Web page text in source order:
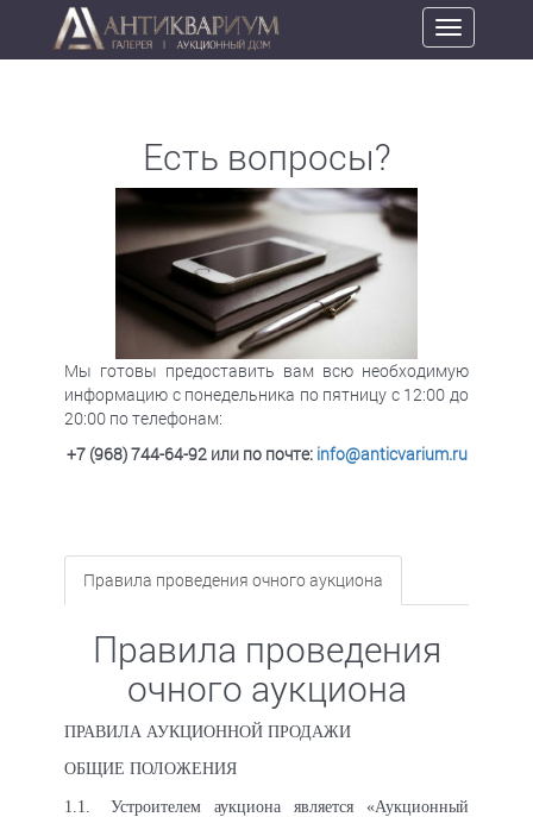
Toggle
navigation
Есть вопросы?
Мы готовы предоставить вам всю необходимую
информацию с понедельника по пятницу с 12:00 до
20:00 по телефонам:
+7 (968) 744-64-92 или по почте: info@anticvarium.ru
Правила проведения очного аукциона
Правила проведения
очного аукциона
ПРАВИЛА АУКЦИОННОЙ ПРОДАЖИ
ОБЩИЕ ПОЛОЖЕНИЯ
1.1.
Устроителем аукциона является «Аукционный